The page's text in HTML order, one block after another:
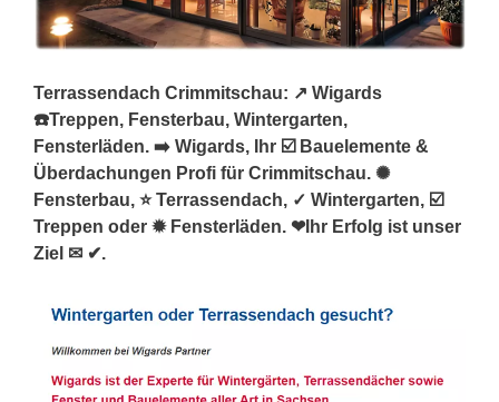
Terrassendach Crimmitschau: ↗️ Wigards
☎️Treppen, Fensterbau, Wintergarten,
Fensterläden. ➡️ Wigards, Ihr ☑️ Bauelemente &
Überdachungen Profi für Crimmitschau. ✺
Fensterbau, ⭐ Terrassendach, ✓ Wintergarten, ☑️
Treppen oder ✹ Fensterläden. ❤Ihr Erfolg ist unser
Ziel ✉ ✔.